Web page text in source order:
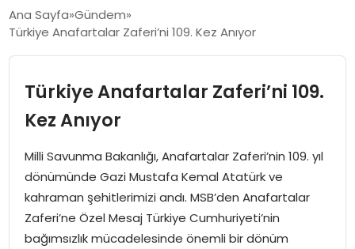
MALIYETLERINI AZALTIYOR’
Ana Sayfa Gündem
Türkiye Anafartalar Zaferi’ni 109. Kez Anıyor
Türkiye Anafartalar Zaferi’ni 109.
Kez Anıyor
Milli Savunma Bakanlığı, Anafartalar Zaferi’nin 109. yıl
dönümünde Gazi Mustafa Kemal Atatürk ve
kahraman şehitlerimizi andı. MSB’den Anafartalar
Zaferi’ne Özel Mesaj Türkiye Cumhuriyeti’nin
bağımsızlık mücadelesinde önemli bir dönüm